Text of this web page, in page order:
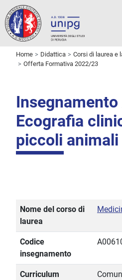
Home Didattica Corsi di laurea e
Offerta Formativa 2022/23
Insegnamento
Ecografia
piccoli animali
Nome del corso di
laurea
Codice
insegnamento
Curriculum